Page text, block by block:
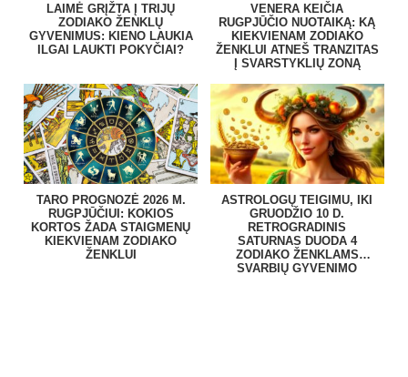
LAIMĖ GRĮŽTA Į TRIJŲ
ZODIAKO ŽENKLŲ
GYVENIMUS: KIENO LAUKIA
ILGAI LAUKTI POKYČIAI?
VENERA KEIČIA
RUGPJŪČIO NUOTAIKĄ: KĄ
KIEKVIENAM ZODIAKO
ŽENKLUI ATNEŠ TRANZITAS
Į SVARSTYKLIŲ ZONĄ
TARO PROGNOZĖ 2026 M.
RUGPJŪČIUI: KOKIOS
KORTOS ŽADA STAIGMENŲ
KIEKVIENAM ZODIAKO
ŽENKLUI
ASTROLOGŲ TEIGIMU, IKI
GRUODŽIO 10 D.
RETROGRADINIS
SATURNAS DUODA 4
ZODIAKO ŽENKLAMS
SVARBIŲ GYVENIMO